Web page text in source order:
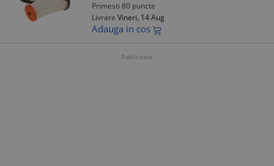
Primesti 80 puncte
Livrare Vineri, 14 Aug
Adauga in cos
Publicitate